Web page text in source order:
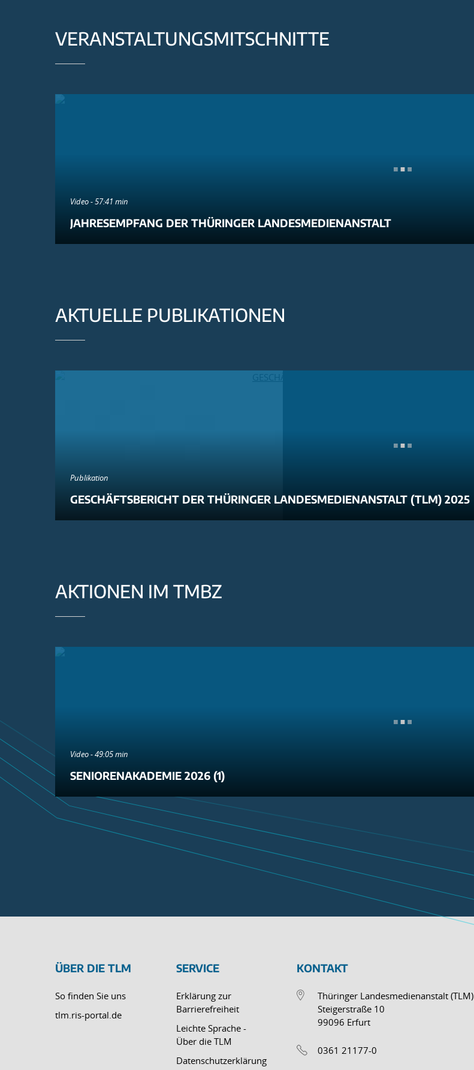
VERANSTALTUNGSMITSCHNITTE
Video - 57:41 min
JAHRESEMPFANG DER THÜRINGER LANDESMEDIENANSTALT
AKTUELLE PUBLIKATIONEN
Publikation
GESCHÄFTSBERICHT DER THÜRINGER LANDESMEDIENANSTALT (TLM) 2025
AKTIONEN IM TMBZ
Video - 49:05 min
SENIORENAKADEMIE 2026 (1)
ÜBER DIE TLM
So finden Sie uns
tlm.ris-portal.de
SERVICE
Erklärung zur
Barrierefreiheit
Leichte Sprache -
Über die TLM
Datenschutzerklärung
KONTAKT
Thüringer Landesmedienanstalt (TLM)
Steigerstraße 10
99096 Erfurt
0361 21177-0